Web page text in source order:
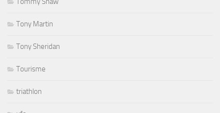
Tony Martin
Tony Sheridan
Tourisme
triathlon